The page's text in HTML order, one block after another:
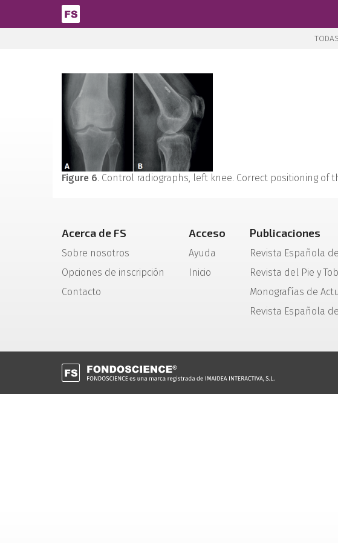
Pasar al contenido principal
Figure 6. Control radiographs, left knee. Correct positioning
Acerca de FS
Sobre nosotros
Opciones de inscripción
Contacto
Acceso
Ayuda
Inicio
Publicaciones
Revista Española
Revista del Pie y
Monografías de
Revista Española